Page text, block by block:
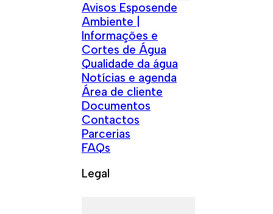
Avisos Esposende
Ambiente |
Informações e
Cortes de Água
Qualidade da água
Notícias e agenda
Área de cliente
Documentos
Contactos
Parcerias
FAQs
Legal